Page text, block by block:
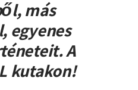
más
egyenes
A
kutakon!